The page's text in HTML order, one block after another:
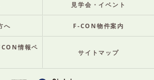
見学会・イベント
へ F-CON物件案内
情報ペ
サイトマップ